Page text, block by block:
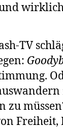
TV
zu
Freiheit,